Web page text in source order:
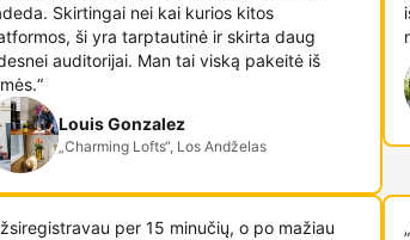
Skirtingai nei kai kurios kitos
ši yra tarptautinė ir skirta daug
auditorijai. Man tai viską pakeitė iš
Louis Gonzalez
„Charming Lofts“, Los Andželas
per 15 minučių, o po mažiau